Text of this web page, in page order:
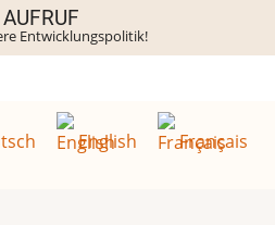
Entwicklungspolitik!
English Français